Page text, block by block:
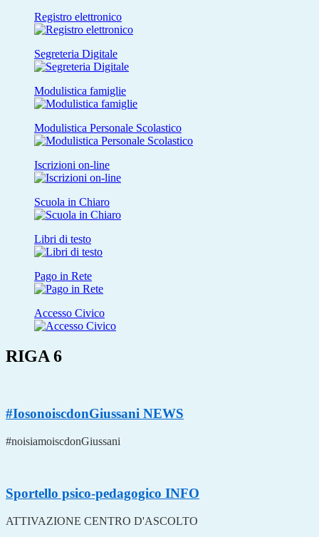
Registro elettronico
Segreteria Digitale
Modulistica famiglie
Modulistica Personale Scolastico
Iscrizioni on-line
Scuola in Chiaro
Libri di testo
Pago in Rete
Accesso Civico
RIGA 6
#IosonoiscdonGiussani NEWS
#noisiamoiscdonGiussani
Sportello psico-pedagogico INFO
ATTIVAZIONE CENTRO D'ASCOLTO